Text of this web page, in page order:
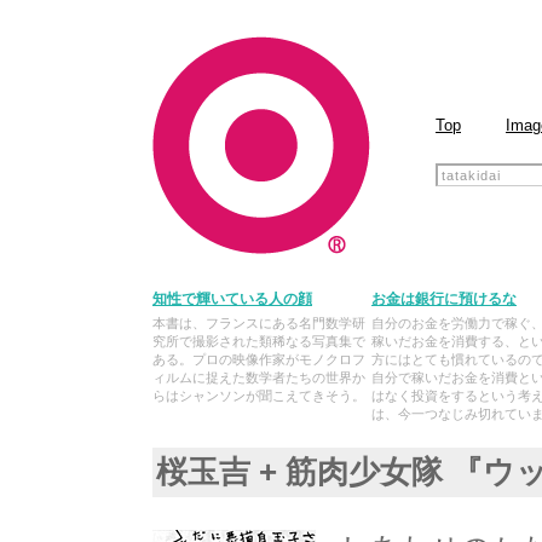
Top
知性で輝いている人の顔
本書は、フランスにある名門数学研
究所で撮影された類稀なる写真集で
ある。プロの映像作家がモノクロフ
ィルムに捉えた数学者たちの世界か
らはシャンソンが聞こえてきそう。
お金は銀行に預けるな
自分のお金を労働力で稼ぐ
稼いだお金を消費する、と
方にはとても慣れているの
自分で稼いだお金を消費と
はなく投資をするという考
は、今一つなじみ切れてい
桜玉吉 + 筋肉少女隊 『ウ